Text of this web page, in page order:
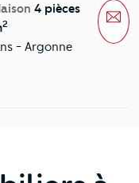
4 pièces
2
- Argonne